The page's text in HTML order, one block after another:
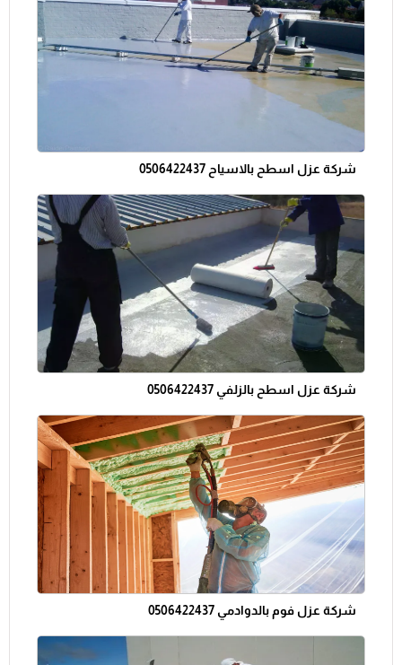
شركة عزل اسطح بالاسياح 0506422437
شركة عزل اسطح بالزلفي 0506422437
شركة عزل فوم بالدوادمي 0506422437